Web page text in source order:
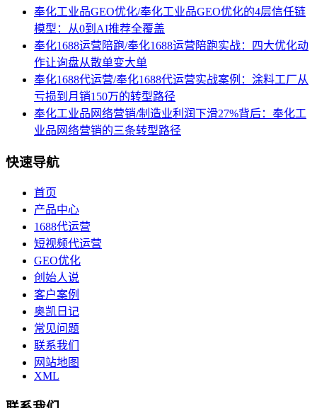
奉化工业品GEO优化/奉化工业品GEO优化的4层信任链
模型：从0到AI推荐全覆盖
奉化1688运营陪跑/奉化1688运营陪跑实战：四大优化动
作让询盘从散单变大单
奉化1688代运营/奉化1688代运营实战案例：涂料工厂从
亏损到月销150万的转型路径
奉化工业品网络营销/制造业利润下滑27%背后：奉化工
业品网络营销的三条转型路径
快速导航
首页
产品中心
1688代运营
短视频代运营
GEO优化
创始人说
客户案例
奥凯日记
常见问题
联系我们
网站地图
XML